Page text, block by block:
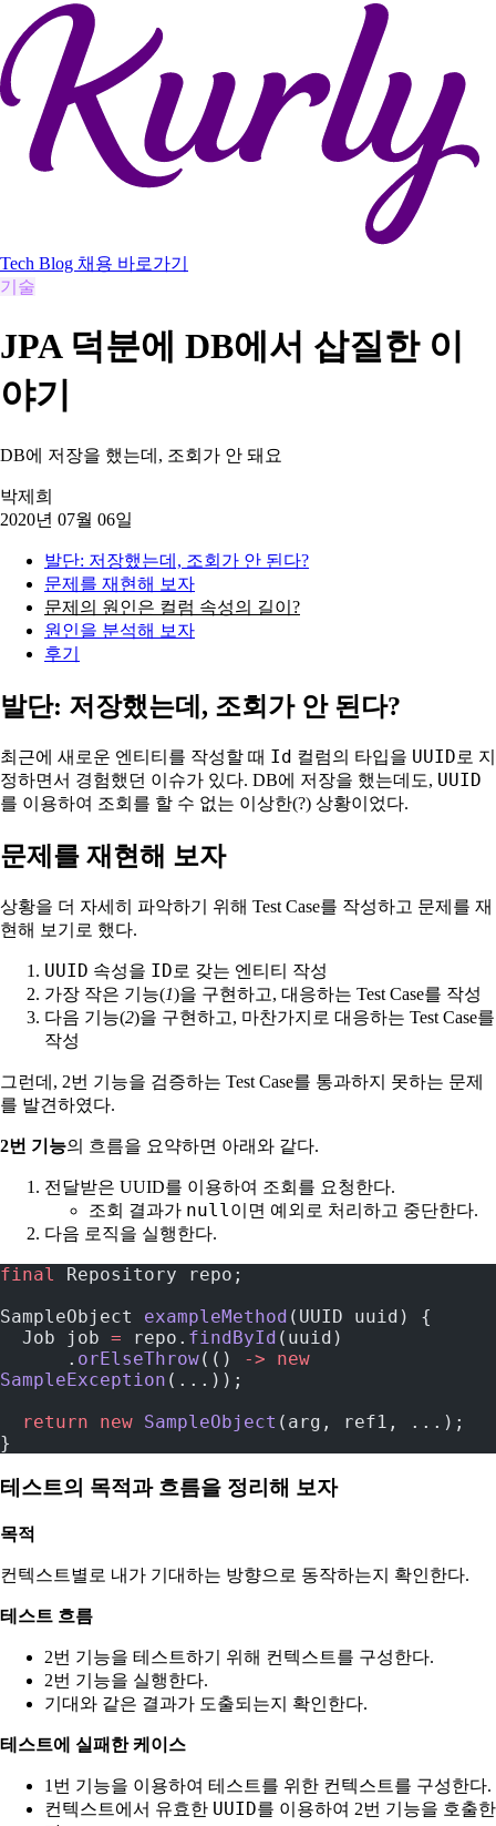
Tech Blog 채용 바로가기
기술
JPA 덕분에 DB에서 삽질한 이
야기
DB에 저장을 했는데, 조회가 안 돼요
박제희
2020년 07월 06일
발단: 저장했는데, 조회가 안 된다?
문제를 재현해 보자
문제의 원인은 컬럼 속성의 길이?
원인을 분석해 보자
후기
발단: 저장했는데, 조회가 안 된다?
최근에 새로운 엔티티를 작성할 때 Id 컬럼의 타입을 UUID로 지
정하면서 경험했던 이슈가 있다. DB에 저장을 했는데도, UUID
를 이용하여 조회를 할 수 없는 이상한(?) 상황이었다.
문제를 재현해 보자
상황을 더 자세히 파악하기 위해 Test Case를 작성하고 문제를 재
현해 보기로 했다.
UUID 속성을 ID로 갖는 엔티티 작성
가장 작은 기능(1)을 구현하고, 대응하는 Test Case를 작성
다음 기능(2)을 구현하고, 마찬가지로 대응하는 Test Case를
작성
그런데, 2번 기능을 검증하는 Test Case를 통과하지 못하는 문제
를 발견하였다.
2번 기능의 흐름을 요약하면 아래와 같다.
전달받은 UUID를 이용하여 조회를 요청한다.
조회 결과가 null 이면 예외로 처리하고 중단한다.
다음 로직을 실행한다.
final
Repository repo;
SampleObject exampleMethod (UUID uuid) {
  Job job
= repo. findById (uuid)
      .
orElseThrow(() -> new
SampleException (...));
  return
new SampleObject (arg, ref1, ...);
}
테스트의 목적과 흐름을 정리해 보자
목적
컨텍스트별로 내가 기대하는 방향으로 동작하는지 확인한다.
테스트 흐름
2번 기능을 테스트하기 위해 컨텍스트를 구성한다.
2번 기능을 실행한다.
기대와 같은 결과가 도출되는지 확인한다.
테스트에 실패한 케이스
1번 기능을 이용하여 테스트를 위한 컨텍스트를 구성한다.
컨텍스트에서 유효한 UUID를 이용하여 2번 기능을 호출한